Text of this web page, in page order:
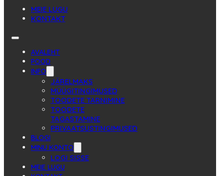
MEIE LUGU
KONTAKT
AVALEHT
POOD
INFO
JÄRELMAKS
MÜÜGITINGIMUSED
TOODETE TARNIMINE
TOODETE
TAGASTAMINE
PRIVAATSUSTINGIMUSED
BLOGI
MINU KONTO
LOGI SISSE
MEIE LUGU